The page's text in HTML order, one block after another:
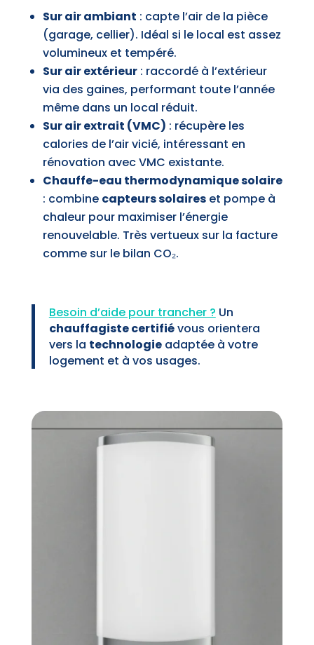
Sur air ambiant : capte l’air de la pièce
(garage, cellier). Idéal si le local est assez
volumineux et tempéré.
Sur air extérieur: raccordé à l’extérieur
via des gaines, performant toute l’année
même dans un local réduit.
Sur air extrait (VMC) : récupère les
calories de l’air vicié, intéressant en
rénovation avec VMC existante.
Chauffe-eau thermodynamique solaire
: combine capteurs solaireset pompe à
chaleur pour maximiser l’énergie
renouvelable. Très vertueux sur la facture
comme sur le bilan CO₂.
Besoin d’aide pour trancher ? Un
chauffagiste certifiévous orientera
vers la technologieadaptée à votre
logement et à vos usages.